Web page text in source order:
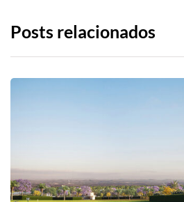
Posts relacionados